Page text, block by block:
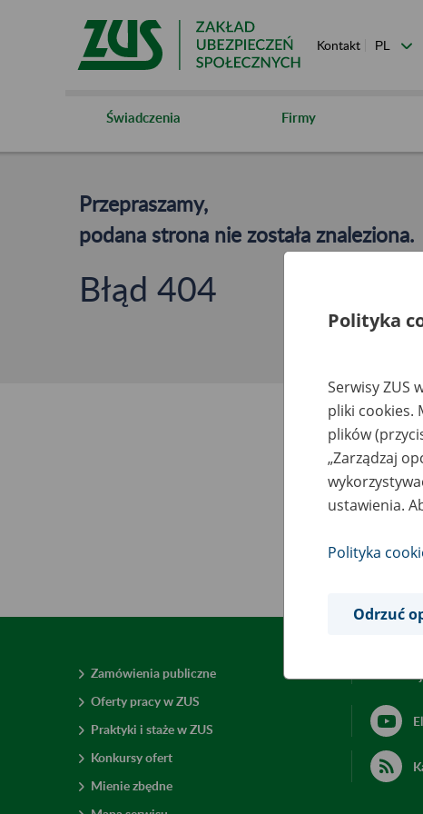
Kontakt
Świadczenia Firmy
Przepraszamy,
podana strona nie została znaleziona.
Błąd 404
Zamówienia publiczne
Oferty pracy w ZUS
Praktyki i staże w ZUS
Konkursy ofert
Mienie zbędne
Polityka
Serwisy ZUS
pliki cookies.
plików
„Zarządzaj
ustawienia.
Polityka
Odrzuć